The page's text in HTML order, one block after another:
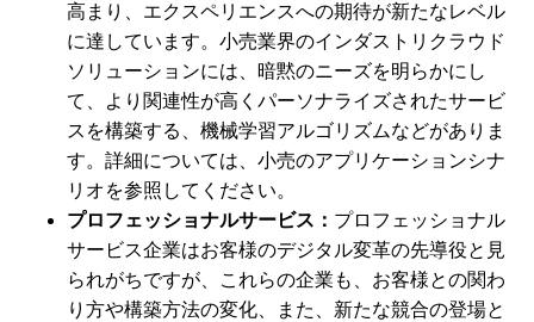
高まり、エクスペリエンスへの期待が新たなレベル
に達しています。小売業界のインダストリクラウド
ソリューションには、暗黙のニーズを明らかにし
て、より関連性が高くパーソナライズされたサービ
スを構築する、機械学習アルゴリズムなどがありま
す。詳細については、小売のアプリケーションシナ
リオを参照してください。
プロフェッショナルサービス： プロフェッショナル
サービス企業はお客様のデジタル変革の先導役と見
られがちですが、これらの企業も、お客様との関わ
り方や構築方法の変化、また、新たな競合の登場と